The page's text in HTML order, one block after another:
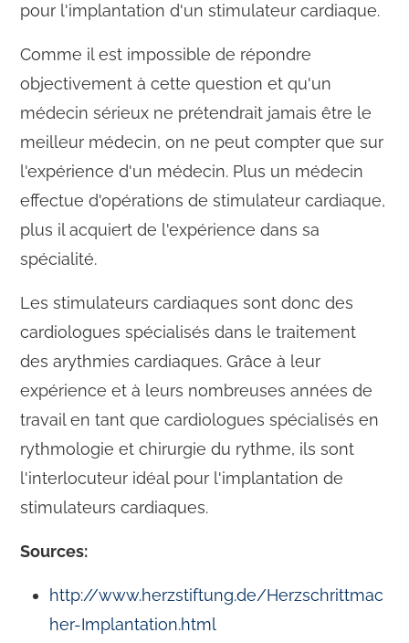
pour l'implantation d'un stimulateur cardiaque.
Comme il est impossible de répondre
objectivement à cette question et qu'un
médecin sérieux ne prétendrait jamais être le
meilleur médecin, on ne peut compter que sur
l'expérience d'un médecin. Plus un médecin
effectue d'opérations de stimulateur cardiaque,
plus il acquiert de l'expérience dans sa
spécialité.
Les stimulateurs cardiaques sont donc des
cardiologues spécialisés dans le traitement
des arythmies cardiaques. Grâce à leur
expérience et à leurs nombreuses années de
travail en tant que cardiologues spécialisés en
rythmologie et chirurgie du rythme, ils sont
l'interlocuteur idéal pour l'implantation de
stimulateurs cardiaques.
Sources:
http://www.herzstiftung.de/Herzschrittmac
her-Implantation.html